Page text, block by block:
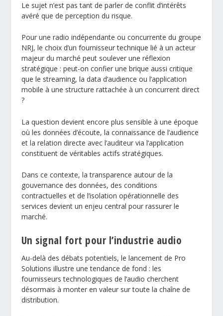
Le sujet n’est pas tant de parler de conflit d’intérêts
avéré que de perception du risque.
Pour une radio indépendante ou concurrente du groupe
NRJ, le choix d’un fournisseur technique lié à un acteur
majeur du marché peut soulever une réflexion
stratégique : peut-on confier une brique aussi critique
que le streaming, la data d’audience ou l’application
mobile à une structure rattachée à un concurrent direct
?
La question devient encore plus sensible à une époque
où les données d’écoute, la connaissance de l’audience
et la relation directe avec l’auditeur via l’application
constituent de véritables actifs stratégiques.
Dans ce contexte, la transparence autour de la
gouvernance des données, des conditions
contractuelles et de l’isolation opérationnelle des
services devient un enjeu central pour rassurer le
marché.
Un signal fort pour l’industrie audio
Au-delà des débats potentiels, le lancement de Pro
Solutions illustre une tendance de fond : les
fournisseurs technologiques de l’audio cherchent
désormais à monter en valeur sur toute la chaîne de
distribution.